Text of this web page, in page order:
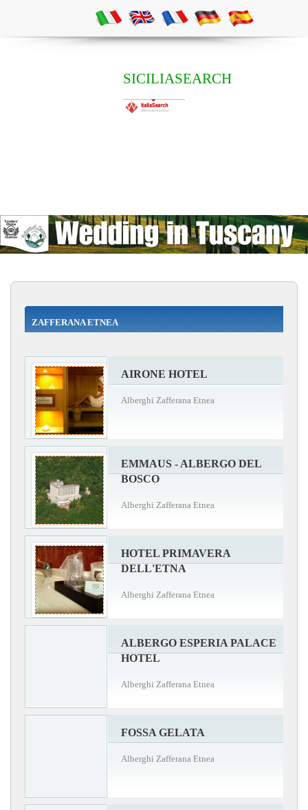
SICILIASEARCH
ZAFFERANA ETNEA
AIRONE HOTEL
Alberghi Zafferana Etnea
EMMAUS - ALBERGO DEL
BOSCO
Alberghi Zafferana Etnea
HOTEL PRIMAVERA
DELL'ETNA
Alberghi Zafferana Etnea
ALBERGO ESPERIA PALACE
HOTEL
Alberghi Zafferana Etnea
FOSSA GELATA
Alberghi Zafferana Etnea